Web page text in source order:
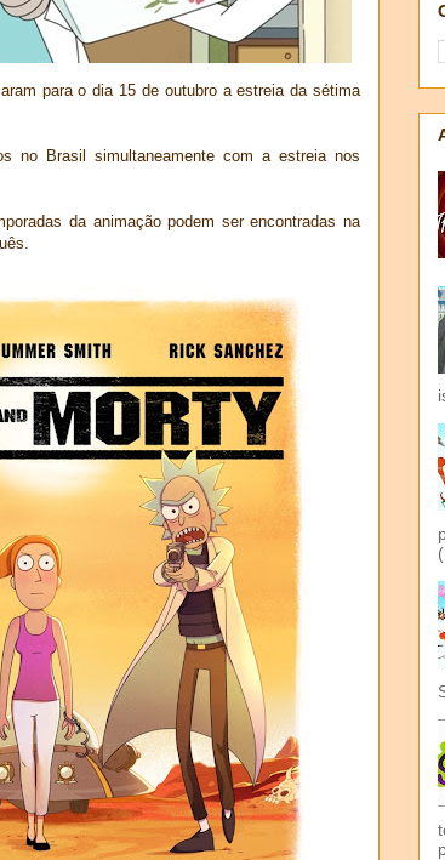
para o dia 15 de outubro a estreia da sétima
no Brasil simultaneamente com a estreia nos
da animação podem ser encontradas na